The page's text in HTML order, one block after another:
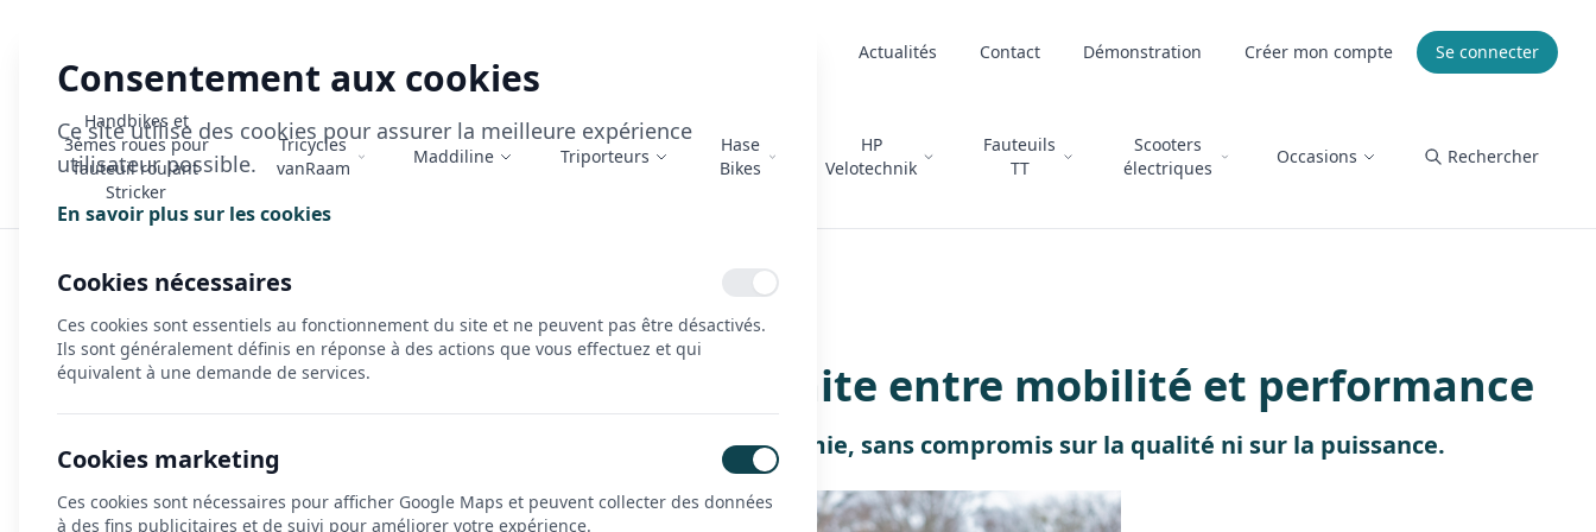
Actualités Contact Démonstration Créer mon compte Se connecter
Handbikes et
3èmes roues pour
fauteuil roulant
Stricker
Tricycles
vanRaam
Maddiline Triporteurs
Hase
Bikes
HP
Velotechnik
Fauteuils
TT
Scooters
électriques
Occasions Rechercher
Handbikes Stricker : L'alliance parfaite entre mobilité et performance
Publié le 03/07/2025
Handbikes Stricker : L'alliance parfaite entre mobilité et performance
Des solutions innovantes pour repousser les limites de l’autonomie, sans compromis sur la qualité ni sur la puissance.
Consentement aux cookies
Ce site utilise des cookies pour assurer la meilleure expérience
utilisateur possible.
En savoir plus sur les cookies
Cookies nécessaires
Ces cookies sont essentiels au fonctionnement du site et ne peuvent pas être désactivés.
Ils sont généralement définis en réponse à des actions que vous effectuez et qui
équivalent à une demande de services.
Cookies marketing
Ces cookies sont nécessaires pour afficher Google Maps et peuvent collecter des données
à des fins publicitaires et de suivi pour améliorer votre expérience.